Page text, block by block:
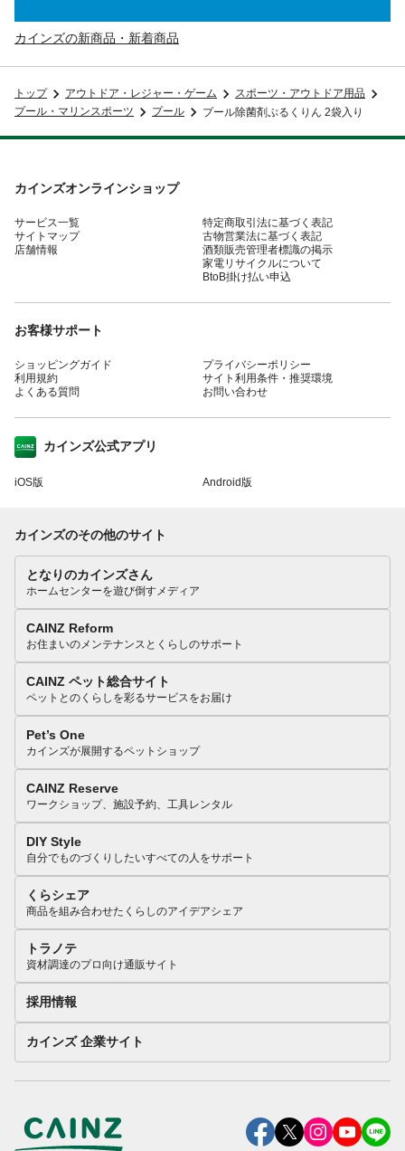
カインズの新商品・新着商品
トップ アウトドア・レジャー・ゲーム
スポーツ・アウトドア用品
プール・マリンスポーツ
プール プール除菌剤ぷるくりん 2袋入り
カインズオンラインショップ
サービス一覧
サイトマップ
店舗情報
特定商取引法に基づく表記
古物営業法に基づく表記
酒類販売管理者標識の掲示
家電リサイクルについて
BtoB掛け払い申込
お客様サポート
ショッピングガイド
利用規約
よくある質問
プライバシーポリシー
サイト利用条件・推奨環境
お問い合わせ
カインズ公式アプリ
iOS版 Android版
カインズのその他のサイト
となりのカインズさん
ホームセンターを遊び倒すメディア
CAINZ Reform
お住まいのメンテナンスとくらしのサポート
CAINZ ペット総合サイト
ペットとのくらしを彩るサービスをお届け
Pet’s One
カインズが展開するペットショップ
CAINZ Reserve
ワークショップ、施設予約、工具レンタル
DIY Style
自分でものづくりしたいすべての人をサポート
くらシェア
商品を組み合わせたくらしのアイデアシェア
トラノテ
資材調達のプロ向け通販サイト
採用情報
カインズ 企業サイト